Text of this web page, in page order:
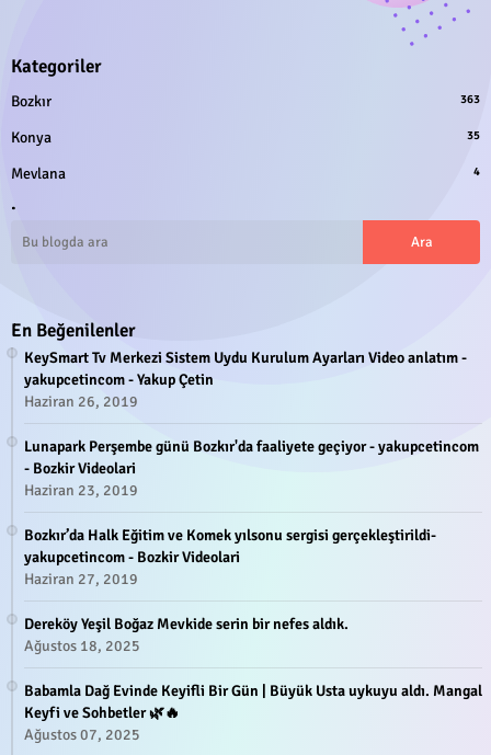
Kategoriler
Bozkır 363
Konya 35
Mevlana 4
.
En Beğenilenler
KeySmart Tv Merkezi Sistem Uydu Kurulum Ayarları Video anlatım -
yakupcetincom - Yakup Çetin
Haziran 26, 2019
Lunapark Perşembe günü Bozkır'da faaliyete geçiyor - yakupcetincom
- Bozkir Videolari
Haziran 23, 2019
Bozkır’da Halk Eğitim ve Komek yılsonu sergisi gerçekleştirildi-
yakupcetincom - Bozkir Videolari
Haziran 27, 2019
Dereköy Yeşil Boğaz Mevkide serin bir nefes aldık.
Ağustos 18, 2025
Babamla Dağ Evinde Keyifli Bir Gün | Büyük Usta uykuyu aldı. Mangal
Keyfi ve Sohbetler 🌿🔥
Ağustos 07, 2025